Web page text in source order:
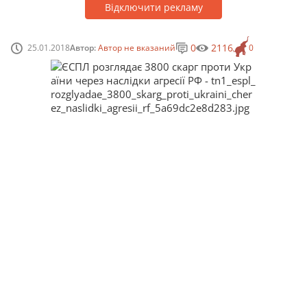
Відключити рекламу
25.01.2018Автор:Автор не вказаний 0
0 2116